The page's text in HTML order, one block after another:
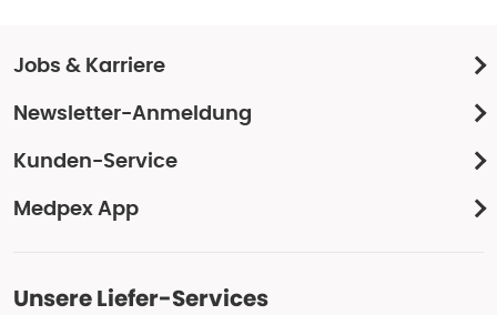
Jobs & Karriere
Newsletter-Anmeldung
Kunden-Service
Medpex App
Unsere Liefer-Services